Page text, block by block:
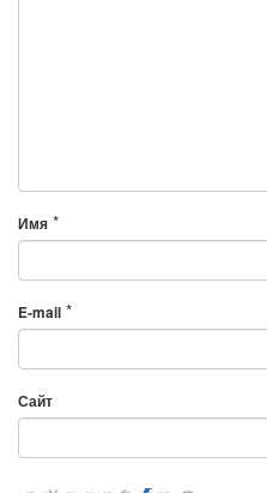
Имя *
E-mail *
Сайт